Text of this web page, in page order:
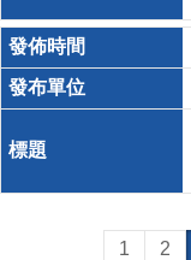
1 2